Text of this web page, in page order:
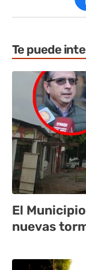
Te puede
El
nuevas